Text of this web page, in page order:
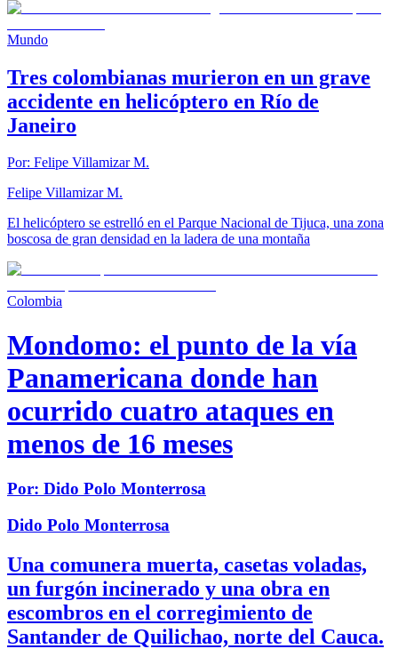
Mundo
Tres colombianas murieron en un grave
accidente en helicóptero en Río de
Janeiro
Por: Felipe Villamizar M.
Felipe Villamizar M.
El helicóptero se estrelló en el Parque Nacional de Tijuca, una zona
boscosa de gran densidad en la ladera de una montaña
Colombia
Mondomo: el punto de la vía
Panamericana donde han
ocurrido cuatro ataques en
menos de 16 meses
Por: Dido Polo Monterrosa
Dido Polo Monterrosa
Una comunera muerta, casetas voladas,
un furgón incinerado y una obra en
escombros en el corregimiento de
Santander de Quilichao, norte del Cauca.